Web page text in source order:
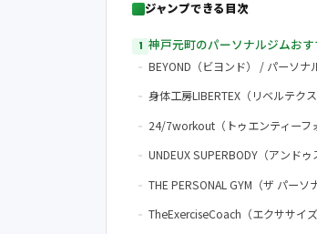
ジャンプできる目次
神戸元町のパーソナルジムお
BEYOND（ビヨンド） / パーソナ
身体工房LIBERTEX（リベルテク
24/7workout（トゥエンティーフ
UNDEUX SUPERBODY（アンド
THE PERSONAL GYM（ザ パー
TheExerciseCoach（エクササイ